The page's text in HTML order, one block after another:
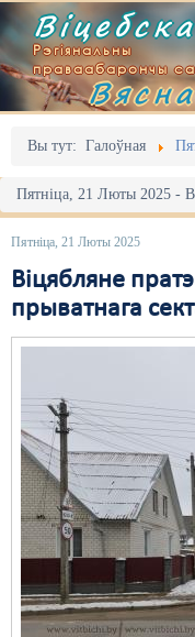
Рэгіянальны
праваабарончы
Вы тут: Галоўная
Пятніца, 21 Люты 2025 -
Пятніца, 21 Люты 2025
Віцябляне
прыватнага
Галоўная
Адміністрацыйны
Акцыі
Выбары
Грамадзянскія
Дыскрымінацыя
Затрыманьні
Карная псыхіятрыя
КПЧ ААН
Культурныя правы
ЛПП
Выданьні
Відэа
Пра нас
RSS